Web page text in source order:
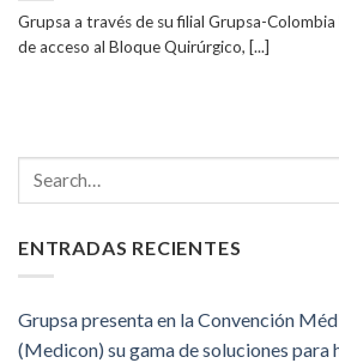
ENTRADAS RECIENTES
Grupsa presenta en la Convención
(Medicon) su gama de soluciones para
Grupsa a través de su filial Grupsa-
de acceso al Bloque Quirúrgico, [...]